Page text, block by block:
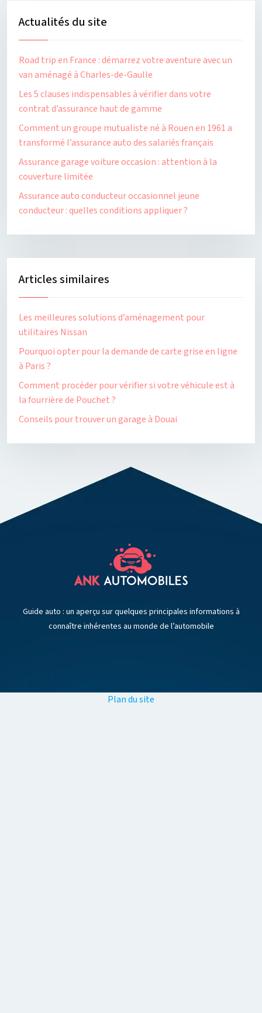
Actualités du site
Road trip en France : démarrez votre aventure avec un
van aménagé à Charles-de-Gaulle
Les 5 clauses indispensables à vérifier dans votre
contrat d’assurance haut de gamme
Comment un groupe mutualiste né à Rouen en 1961 a
transformé l’assurance auto des salariés français
Assurance garage voiture occasion : attention à la
couverture limitée
Assurance auto conducteur occasionnel jeune
conducteur : quelles conditions appliquer ?
Articles similaires
Les meilleures solutions d’aménagement pour
utilitaires Nissan
Pourquoi opter pour la demande de carte grise en ligne
à Paris ?
Comment procéder pour vérifier si votre véhicule est à
la fourrière de Pouchet ?
Conseils pour trouver un garage à Douai
Guide auto : un aperçu sur quelques principales informations à
connaître inhérentes au monde de l’automobile
Plan du site